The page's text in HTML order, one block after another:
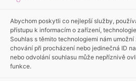
Abychom poskytli co nejlepší služby,
přístupu k informacím o zařízení,
Souhlas s těmito technologiemi nám
chování při procházení nebo jedinečná ID
nebo odvolání souhlasu může nepříznivě
funkce.
+420 773
Veronika